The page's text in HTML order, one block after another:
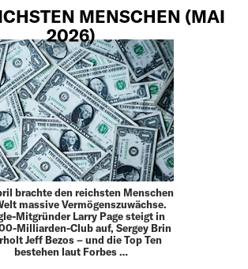
MENSCHEN (MAI
2026)
brachte den reichsten Menschen
massive Vermögenszuwächse.
Mitgründer Larry Page steigt in
Milliarden-Club auf, Sergey Brin
Jeff Bezos – und die Top Ten
bestehen laut Forbes …